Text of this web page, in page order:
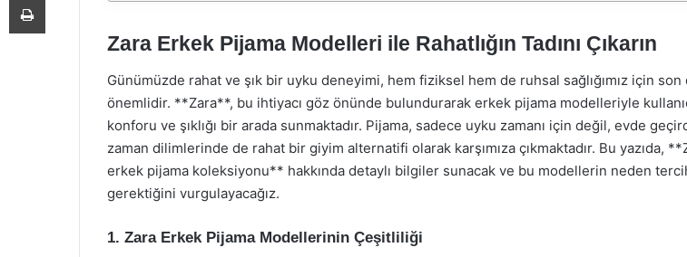
Zara Erkek Pijama Modelleri ile Rahatlığın Tadını Çıkarın
Günümüzde rahat ve şık bir uyku deneyimi, hem fiziksel hem de ruhsal sağlığımız için son
önemlidir. **Zara**, bu ihtiyacı göz önünde bulundurarak erkek pijama modelleriyle
konforu ve şıklığı bir arada sunmaktadır. Pijama, sadece uyku zamanı için değil, evde
zaman dilimlerinde de rahat bir giyim alternatifi olarak karşımıza çıkmaktadır. Bu yazıda,
erkek pijama koleksiyonu** hakkında detaylı bilgiler sunacak ve bu modellerin neden
gerektiğini vurgulayacağız.
1. Zara Erkek Pijama Modellerinin Çeşitliliği